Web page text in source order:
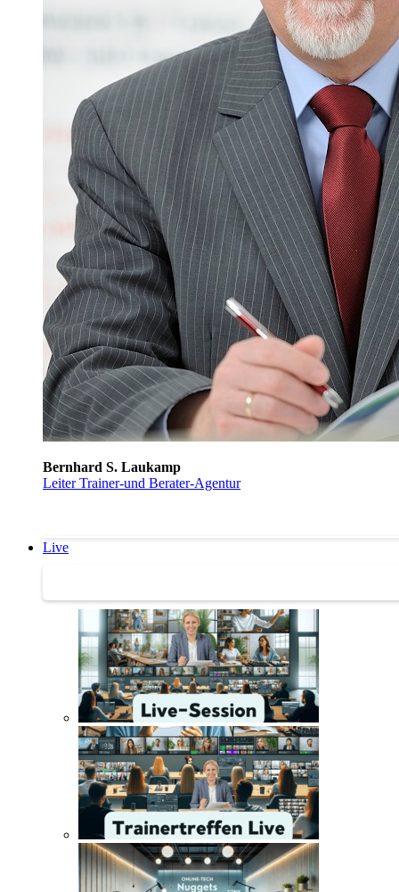
Bernhard S. Laukamp
Leiter Trainer-und Berater-Agentur
Live